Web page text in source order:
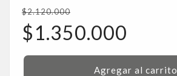
Precio
habitual
$2.120.000
Precio
de
oferta
$1.350.000
Agregar al carrito